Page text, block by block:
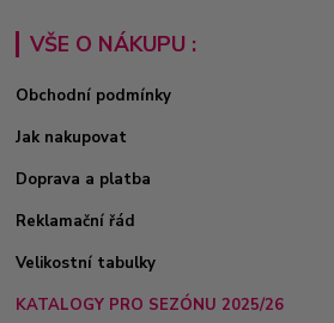
VŠE O NÁKUPU :
Obchodní podmínky
Jak nakupovat
Doprava a platba
Reklamační řád
Velikostní tabulky
KATALOGY PRO SEZÓNU 2025/26